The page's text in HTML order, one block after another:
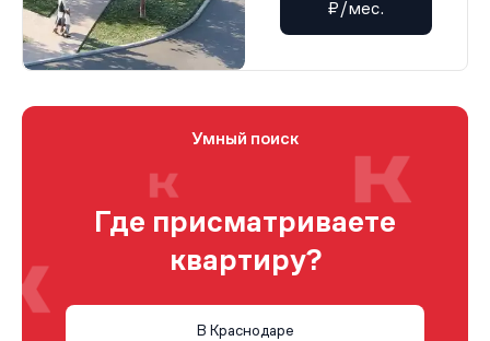
₽/мес.
Умный поиск
Где присматриваете
квартиру?
В Краснодаре